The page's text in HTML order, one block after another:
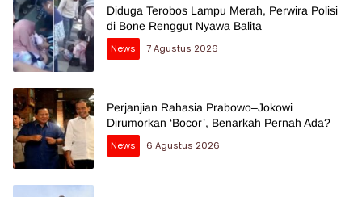
Diduga Terobos Lampu Merah, Perwira Polisi
di Bone Renggut Nyawa Balita
News
7 Agustus 2026
Perjanjian Rahasia Prabowo–Jokowi
Dirumorkan ‘Bocor’, Benarkah Pernah Ada?
News
6 Agustus 2026